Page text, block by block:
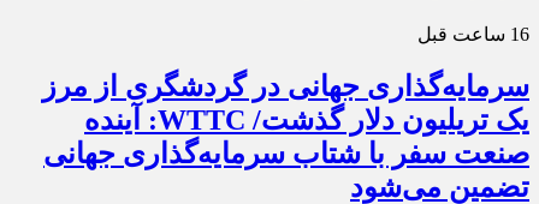
16 ساعت قبل
سرمایه‌گذاری جهانی در گردشگری از مرز
یک تریلیون دلار گذشت/ WTTC: آینده
صنعت سفر با شتاب سرمایه‌گذاری جهانی
تضمین می‌شود